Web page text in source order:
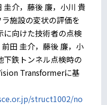
介，藤後 廉，小川 貴
施設の変状の評価を
に向けた技術者の点検
田 圭介，藤後 廉，小
下鉄トンネル点検時の
Transformerに基
struct1002/no